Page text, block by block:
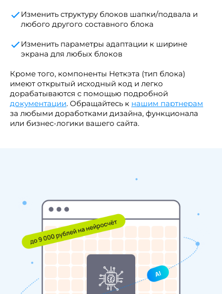
Изменить структуру блоков шапки/подвала и
любого другого составного блока
Изменить параметры адаптации к ширине
экрана для любых блоков
Кроме того, компоненты Неткэта (тип блока)
имеют открытый исходный код и легко
дорабатываются с помощью подробной
документации. Обращайтесь к нашим партнерам
за любыми доработками дизайна, функционала
или бизнес-логики вашего сайта.